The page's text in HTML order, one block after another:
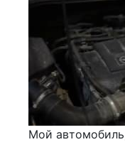
Мой